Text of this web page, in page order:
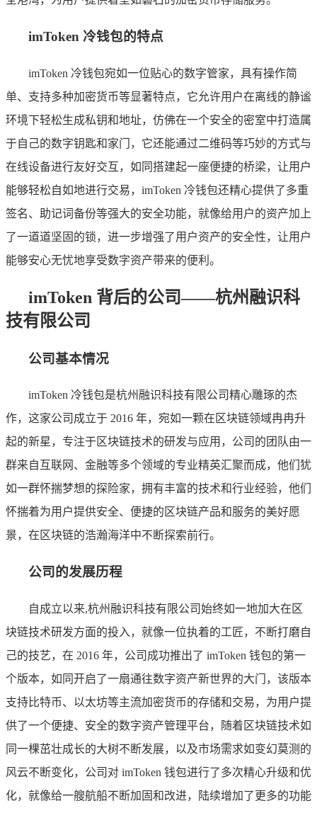
imToken 冷钱包的特点
imToken 冷钱包宛如一位贴心的数字管家，具有操作简
单、支持多种加密货币等显著特点，它允许用户在离线的静谧
环境下轻松生成私钥和地址，仿佛在一个安全的密室中打造属
于自己的数字钥匙和家门，它还能通过二维码等巧妙的方式与
在线设备进行友好交互，如同搭建起一座便捷的桥梁，让用户
能够轻松自如地进行交易，imToken 冷钱包还精心提供了多重
签名、助记词备份等强大的安全功能，就像给用户的资产加上
了一道道坚固的锁，进一步增强了用户资产的安全性，让用户
能够安心无忧地享受数字资产带来的便利。
imToken 背后的公司——杭州融识科
技有限公司
公司基本情况
imToken 冷钱包是杭州融识科技有限公司精心雕琢的杰
作，这家公司成立于 2016 年，宛如一颗在区块链领域冉冉升
起的新星，专注于区块链技术的研发与应用，公司的团队由一
群来自互联网、金融等多个领域的专业精英汇聚而成，他们犹
如一群怀揣梦想的探险家，拥有丰富的技术和行业经验，他们
怀揣着为用户提供安全、便捷的区块链产品和服务的美好愿
景，在区块链的浩瀚海洋中不断探索前行。
公司的发展历程
自成立以来,杭州融识科技有限公司始终如一地加大在区
块链技术研发方面的投入，就像一位执着的工匠，不断打磨自
己的技艺，在 2016 年，公司成功推出了 imToken 钱包的第一
个版本，如同开启了一扇通往数字资产新世界的大门，该版本
支持比特币、以太坊等主流加密货币的存储和交易，为用户提
供了一个便捷、安全的数字资产管理平台，随着区块链技术如
同一棵茁壮成长的大树不断发展，以及市场需求如变幻莫测的
风云不断变化，公司对 imToken 钱包进行了多次精心升级和优
化，就像给一艘航船不断加固和改进，陆续增加了更多的功能